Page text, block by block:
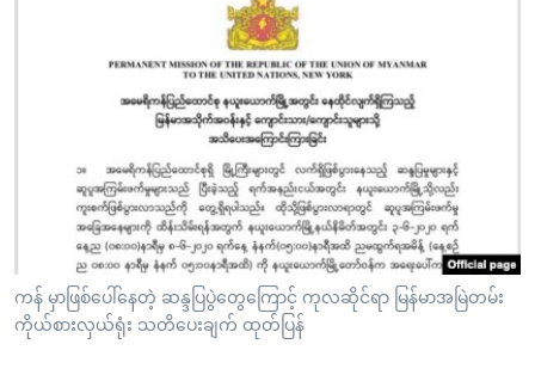
ရန်
ရှာဖွေ
သုတပဒေသာ အင်္ဂလိပ်စာ
ရေဒီယိုနှင့်ရုပ်သံ အချက်အလက်များ
Learning English
ဗွီအိုအေ လူမှုကွန်ယက်များ
ဘာသာစကားများ
ကန် မှာဖြစ်ပေါ်နေတဲ့ ဆန္ဒပြပွဲတွေကြောင့် ကုလဆိုင်ရာ မြန်မာအမြဲတမ်း
ကိုယ်စားလှယ်ရုံး သတိပေးချက် ထုတ်ပြန်